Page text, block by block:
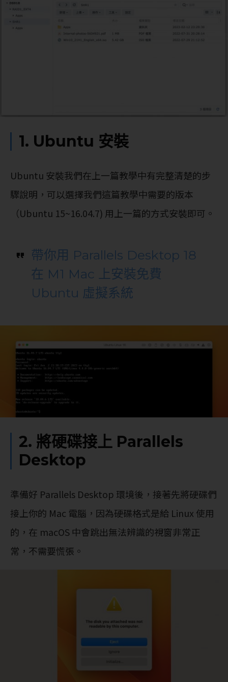
1. Ubuntu 安裝
Ubuntu 安裝我們在上一篇教學中有完整清楚的步
驟說明，可以選擇我們這篇教學中需要的版本
（Ubuntu 15~16.04.7) 用上一篇的方式安裝即可。
帶你用 Parallels Desktop 18
在 M1 Mac 上安裝免費
Ubuntu 虛擬系統
2. 將硬碟接上 Parallels
Desktop
準備好 Parallels Desktop 環境後，接著先將硬碟們
接上你的 Mac 電腦，因為硬碟格式是給 Linux 使用
的，在 macOS 中會跳出無法辨識的視窗非常正
常，不需要慌張。